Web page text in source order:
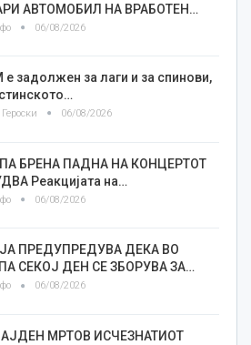
АВТОМОБИЛ НА ВРАБОТЕН…
06/08/2026
задолжен за лаги и за спинови,
06/08/2026
БРЕНА ПАДНА НА КОНЦЕРТОТ
Реакцијата на…
06/08/2026
ПРЕДУПРЕДУВА ДЕКА ВО
СЕКОЈ ДЕН СЕ ЗБОРУВА ЗА…
06/08/2026
МРТОВ ИСЧЕЗНАТИОТ